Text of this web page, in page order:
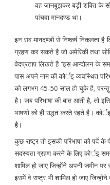
वह जानबूझकर बड़ी शक्ति के
पांचवा मानदण्ड था।
इन सब मानदण्डों से निष्कर्ष निकलता है
ग्रहण कर सकते है जो अमेरिकी तथा
वेदप्रताप लिखते है ‘‘इस आन्दोलन के
पास अपने नाम की कोर्इ व्यवस्थित
को लगभग 45-50 साल हो चुके है, परन्तु
है। जब परिभाषा की बात आती है, तो
भाषणों को ही उद्धत करते रहते है। कोर्इ
है।
कुछ राष्ट्र तो इसकी परिभाषा को पर्दे
सदस्यता ग्रहण करने के लिए कोर्इ
शामिल हो जाए जिन्होंने अपनी जमीन
इसमें वे राष्ट्र भी शामिल हो जाए